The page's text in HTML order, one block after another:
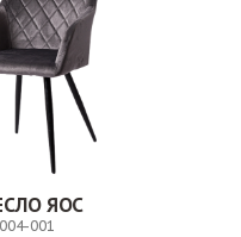
ЯОС
004-001